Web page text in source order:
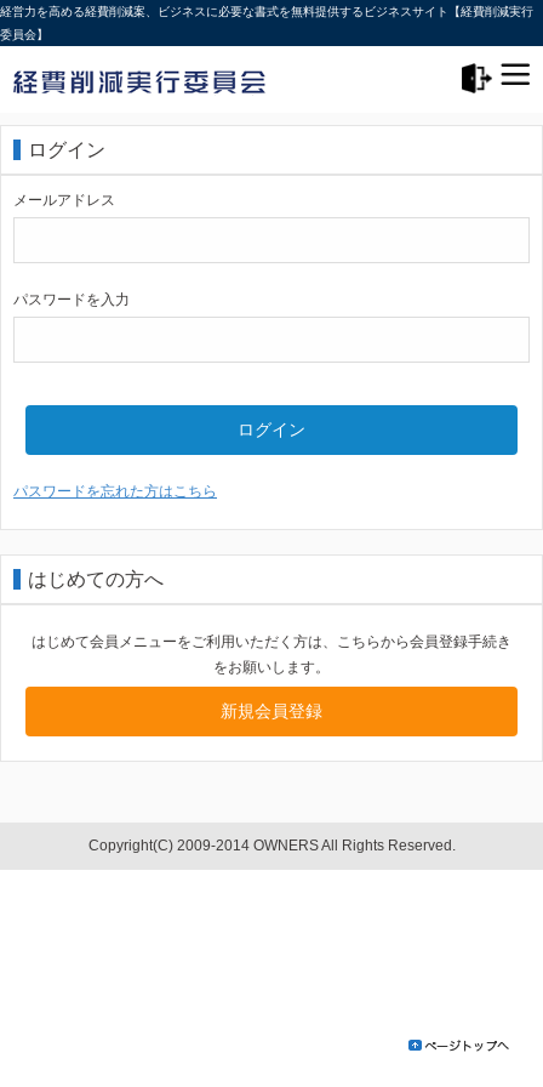
経営力を高める経費削減案、ビジネスに必要な書式を無料提供するビジネスサイト【経費削減実行
委員会】
ログイン
メールアドレス
パスワードを入力
ログイン
パスワードを忘れた方はこちら
はじめての方へ
はじめて会員メニューをご利用いただく方は、こちらから会員登録手続き
をお願いします。
新規会員登録
Copyright(C) 2009-2014 OWNERS All Rights Reserved.